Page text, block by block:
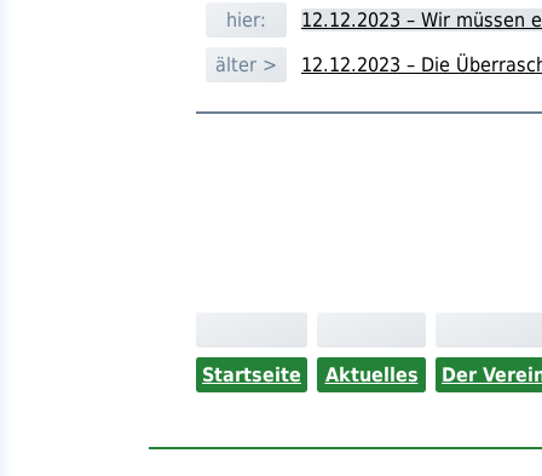
hier:
12.12.2023 – Wir müssen
älter >
12.12.2023 – Die
Startseite Aktuelles Der